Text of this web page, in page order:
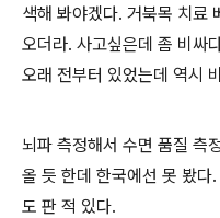
색해 봐야겠다. 거북목 치료
오더라. 사고싶은데 좀 비싸
오래 전부터 있었는데 역시
뇌파 측정해서 수면 품질 측
올 듯 한데 한국에선 못 봤다
도 판 적 있다.